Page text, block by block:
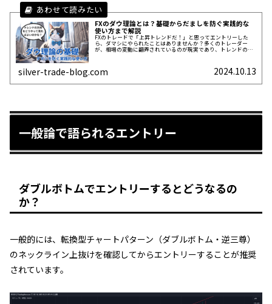
FXのダウ理論とは？基礎からだましを防ぐ実践的な
使い方まで解説
FXのトレードで「上昇トレンドだ！」と思ってエントリーした
ら、ダマシにやられたことはありませんか？多くのトレーダー
が、相場の変動に翻弄されているのが現実であり、トレンドの流
論を理解し、その欠点を知ることで、予測が可能になりました。
この記事ではダウ理論の基礎から、ダ...
silver-trade-blog.com 2024.10.13
一般論で語られるエントリー
ダブルボトムでエントリーするとどうなるの
か？
一般的には、転換型チャートパターン（ダブルボトム・逆三尊）
のネックライン上抜けを確認してからエントリーすることが推奨
されています。